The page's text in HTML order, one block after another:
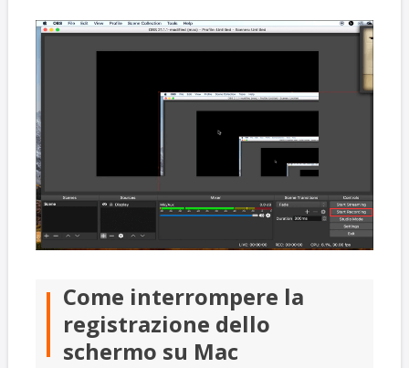
Come interrompere la
registrazione dello
schermo su Mac